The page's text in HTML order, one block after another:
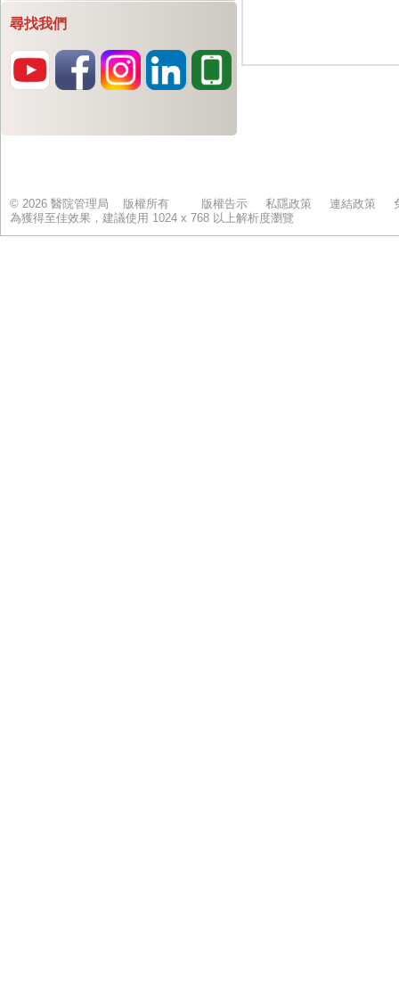
尋找我們
© 2026 醫院管理局 版權所有 版權告示 私隱政策 連結政策
為獲得至佳效果，建議使用 1024 x 768 以上解析度瀏覽